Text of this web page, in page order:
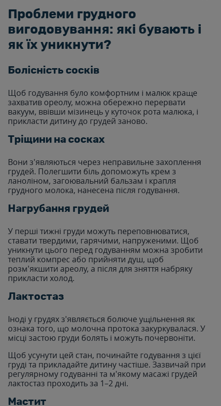
Проблеми грудного
вигодовування: які бувають і
як їх уникнути?
Болісність сосків
Щоб годування було комфортним і малюк краще
захватив ореолу, можна обережно перервати
вакуум, ввівши мізинець у куточок рота малюка, і
прикласти дитину до грудей заново.
Тріщини на сосках
Вони з'являються через неправильне захоплення
грудей. Полегшити біль допоможуть крем з
ланоліном, загоювальний бальзам і крапля
грудного молока, нанесена після годування.
Нагрубання грудей
У перші тижні груди можуть переповнюватися,
ставати твердими, гарячими, напруженими. Щоб
уникнути цього перед годуванням можна зробити
теплий компрес або прийняти душ, щоб
розм'якшити ареолу, а після для зняття набряку
прикласти холод.
Лактостаз
Іноді у грудях з'являється болюче ущільнення як
ознака того, що молочна протока закуркувалася. У
місці застою груди болять і можуть почервоніти.
Щоб усунути цей стан, починайте годування з цієї
груді та прикладайте дитину частіше. Зазвичай при
регулярному годуванні та м'якому масажі грудей
лактостаз проходить за 1–2 дні.
Мастит